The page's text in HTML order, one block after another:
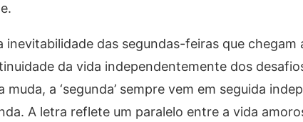
inevitabilidade das segundas-feiras que
da vida independentemente dos
muda, a ‘segunda’ sempre vem em seguida
A letra reflete um paralelo entre a vida